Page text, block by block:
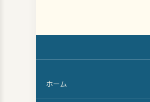
ホーム